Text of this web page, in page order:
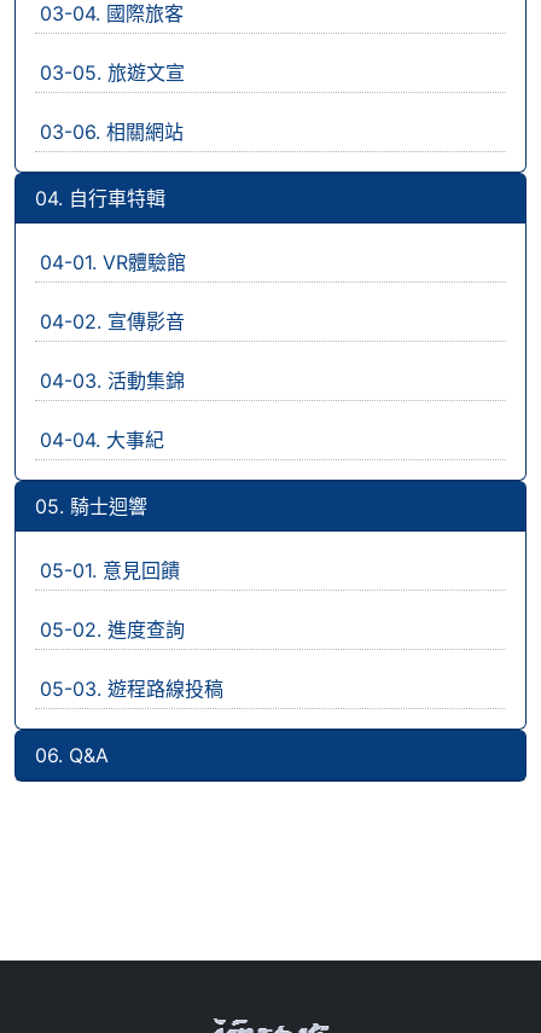
03-04. 國際旅客
03-05. 旅遊文宣
03-06. 相關網站
04. 自行車特輯
04-01. VR體驗館
04-02. 宣傳影音
04-03. 活動集錦
04-04. 大事紀
05. 騎士迴響
05-01. 意見回饋
05-02. 進度查詢
05-03. 遊程路線投稿
06. Q&A